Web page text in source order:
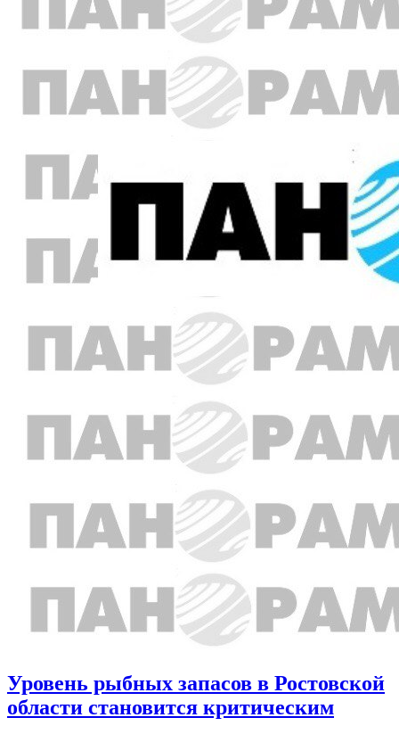
Уровень рыбных запасов в Ростовской
области становится критическим